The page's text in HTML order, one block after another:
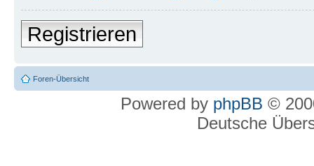
Registrieren
Foren-Übersicht
Powered by phpBB ©
Deutsche